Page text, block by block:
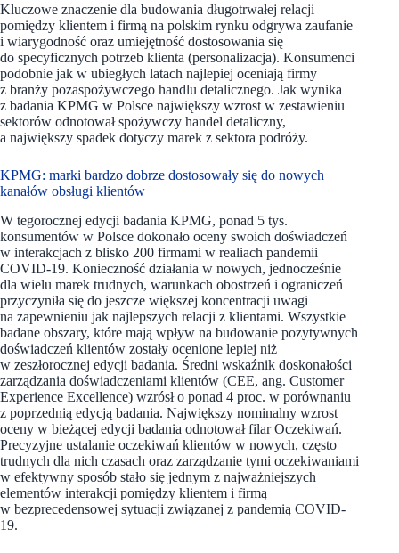
Kluczowe znaczenie dla budowania długotrwałej relacji
pomiędzy klientem i firmą na polskim rynku odgrywa zaufanie
i wiarygodność oraz umiejętność dostosowania się
do specyficznych potrzeb klienta (personalizacja). Konsumenci
podobnie jak w ubiegłych latach najlepiej oceniają firmy
z branży pozaspożywczego handlu detalicznego. Jak wynika
z badania KPMG w Polsce największy wzrost w zestawieniu
sektorów odnotował spożywczy handel detaliczny,
a największy spadek dotyczy marek z sektora podróży.
KPMG: marki bardzo dobrze dostosowały się do nowych
kanałów obsługi klientów
W tegorocznej edycji badania KPMG, ponad 5 tys.
konsumentów w Polsce dokonało oceny swoich doświadczeń
w interakcjach z blisko 200 firmami w realiach pandemii
COVID-19. Konieczność działania w nowych, jednocześnie
dla wielu marek trudnych, warunkach obostrzeń i ograniczeń
przyczyniła się do jeszcze większej koncentracji uwagi
na zapewnieniu jak najlepszych relacji z klientami. Wszystkie
badane obszary, które mają wpływ na budowanie pozytywnych
doświadczeń klientów zostały ocenione lepiej niż
w zeszłorocznej edycji badania. Średni wskaźnik doskonałości
zarządzania doświadczeniami klientów (CEE, ang. Customer
Experience Excellence) wzrósł o ponad 4 proc. w porównaniu
z poprzednią edycją badania. Największy nominalny wzrost
oceny w bieżącej edycji badania odnotował filar Oczekiwań.
Precyzyjne ustalanie oczekiwań klientów w nowych, często
trudnych dla nich czasach oraz zarządzanie tymi oczekiwaniami
w efektywny sposób stało się jednym z najważniejszych
elementów interakcji pomiędzy klientem i firmą
w bezprecedensowej sytuacji związanej z pandemią COVID-
19.